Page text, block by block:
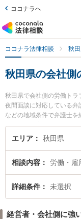
ココナラへ
ココナラ法律相談 秋
秋田県の会社側
秋田県で会社側の労働ト
夜間面談に対応している
などの地域条件で弁護士
職勧奨、内定取消等の細
法律事務所の田中 伸顕弁
決の実績豊富な近くの弁
ラブルを法律相談できる
相談者さんにおすすめです。
エリア 秋田県
相談内容 労働・雇
詳細条件 未選択
経営者・会社側に強